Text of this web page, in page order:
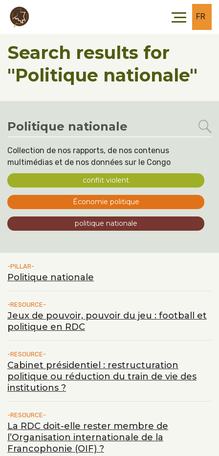
Skip to main content
Skip to footer
FR
Search results for
"Politique nationale"
Collection de nos rapports, de nos contenus
multimédias et de nos données sur le Congo
conflit violent
Économie politique
politique nationale
PILLAR
Politique nationale
RESOURCE
Jeux de pouvoir, pouvoir du jeu : football et
politique en RDC
RESOURCE
Cabinet présidentiel : restructuration
politique ou réduction du train de vie des
institutions ?
RESOURCE
La RDC doit-elle rester membre de
l’Organisation internationale de la
Francophonie (OIF) ?